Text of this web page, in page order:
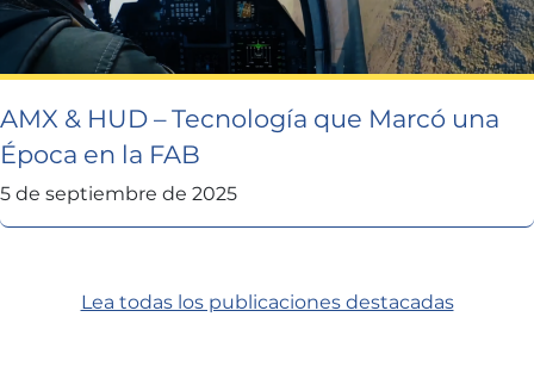
AMX & HUD – Tecnología que Marcó una
Época en la FAB
5 de septiembre de 2025
Lea todas los publicaciones destacadas